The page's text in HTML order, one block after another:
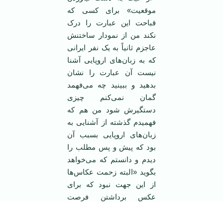
موقعیت» برای کسی که
قباحت این عبارت را درک
نکند من از نمودار ساختنش
عاجزم ثانیاً به یک نفر ایرانی
که به زبان‌های اروپایی آشنا
نیست آن عبارت را نشان
بدهید و ببینید چه می‌فهمد
گمان نمی‌کنم چیزی
دستگیرش شود من هم که
فهمیدم گذشته از آشنایی به
زبان‌های اروپایی بسبب آن
بود که پیش و پس مطلب را
دیدم و دانستم که می‌خواهد
بگوید «البته زحمت عکاس‌ها
از این جهت نبود که برای
عکس برداشتن فرصت